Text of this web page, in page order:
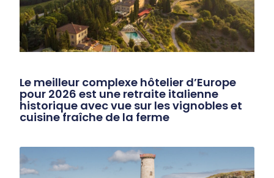
Le meilleur complexe hôtelier d’Europe
pour 2026 est une retraite italienne
historique avec vue sur les vignobles et
cuisine fraîche de la ferme